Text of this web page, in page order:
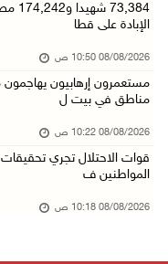
3 إصابات برصاص الاحتلال شمال خان يونس
08/آب/2026 09:09 ص
ارتفاع أسعار النفط
08/آب/2026 08:21 ص
حالة الطقس: ارتفاع
تواصل انتهاكات
الإبادة على قطا
08/08/2026 10:50 ص
مستعمرون إرهابيون يهاجمون
مناطق في بيت ل
08/08/2026 10:22 ص
قوات الاحتلال تجري
المواطنين ف
08/08/2026 10:18 ص